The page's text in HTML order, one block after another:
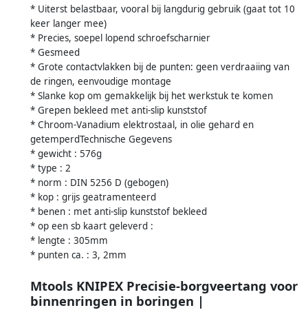
* Uiterst belastbaar, vooral bij langdurig gebruik (gaat tot 10
keer langer mee)
* Precies, soepel lopend schroefscharnier
* Gesmeed
* Grote contactvlakken bij de punten: geen verdraaiing van
de ringen, eenvoudige montage
* Slanke kop om gemakkelijk bij het werkstuk te komen
* Grepen bekleed met anti-slip kunststof
* Chroom-Vanadium elektrostaal, in olie gehard en
getemperdTechnische Gegevens
* gewicht : 576g
* type : 2
* norm : DIN 5256 D (gebogen)
* kop : grijs geatramenteerd
* benen : met anti-slip kunststof bekleed
* op een sb kaart geleverd :
* lengte : 305mm
* punten ca. : 3, 2mm
Mtools KNIPEX Precisie-borgveertang voor
binnenringen in boringen |